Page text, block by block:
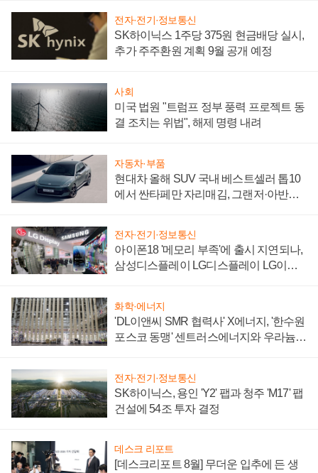
전자·전기·정보통신
SK하이닉스 1주당 375원 현금배당 실시,
추가 주주환원 계획 9월 공개 예정
사회
미국 법원 "트럼프 정부 풍력 프로젝트 동
결 조치는 위법", 해제 명령 내려
자동차·부품
현대차 올해 SUV 국내 베스트셀러 톱10
에서 싼타페만 자리매김, 그랜저·아반떼
전자·전기·정보통신
아이폰18 '메모리 부족'에 출시 지연되나,
삼성디스플레이 LG디스플레이 LG이노
화학·에너지
'DL이앤씨 SMR 협력사' X에너지, '한수원
포스코 동맹' 센트러스에너지와 우라늄
전자·전기·정보통신
SK하이닉스, 용인 'Y2' 팹과 청주 'M17' 팹
건설에 54조 투자 결정
데스크 리포트
[데스크리포트 8월] 무더운 입추에 든 생